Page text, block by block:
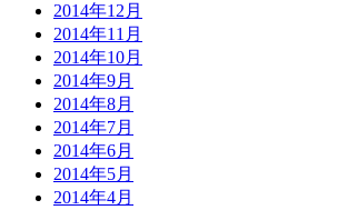
2014年12月
2014年11月
2014年10月
2014年9月
2014年8月
2014年7月
2014年6月
2014年5月
2014年4月